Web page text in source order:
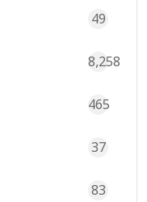
49
8,258
465
37
83